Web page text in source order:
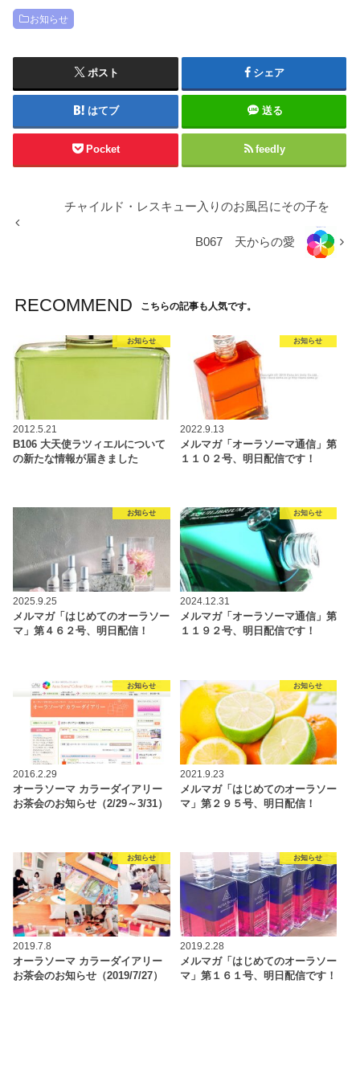
お知らせ
ポスト シェア
はてブ 送る
Pocket feedly
チャイルド・レスキュー入りのお風呂にその子を
B067 天からの愛
RECOMMEND こちらの記事も人気です。
お知らせ
2012.5.21
B106 大天使ラツィエルについて
の新たな情報が届きました
お知らせ
2022.9.13
メルマガ「オーラソーマ通信」第
１１０２号、明日配信です！
お知らせ
2025.9.25
メルマガ「はじめてのオーラソー
マ」第４６２号、明日配信！
お知らせ
2024.12.31
メルマガ「オーラソーマ通信」第
１１９２号、明日配信です！
お知らせ
2016.2.29
オーラソーマ カラーダイアリー
お茶会のお知らせ（2/29～3/31）
お知らせ
2021.9.23
メルマガ「はじめてのオーラソー
マ」第２９５号、明日配信！
お知らせ
2019.7.8
オーラソーマ カラーダイアリー
お茶会のお知らせ（2019/7/27）
お知らせ
2019.2.28
メルマガ「はじめてのオーラソー
マ」第１６１号、明日配信です！